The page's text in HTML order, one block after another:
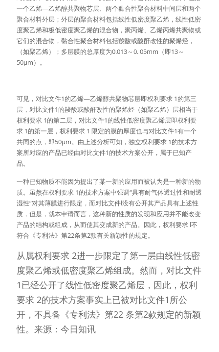
一个乙烯—乙烯醇共聚物芯层、两个黏合性聚合材料中间层和两个
聚合材料外层；外层的聚合材料包括线性低密度聚乙烯，线性低密
度聚乙烯和极低密度聚乙烯的混合物，聚丙烯、乙烯丙烯共聚物或
它们的混合物，黏合性聚合材料包括羧酸或酸酐改性的聚烯烃，
（如聚乙烯）；多层膜的总厚度为0.013～0. 05mm（即13～
50μm）。
可见，对比文件1的乙烯—乙烯醇共聚物芯层即权利要求 1的第三
层，对比文件1的羧酸或酸酐改性的聚烯烃（如聚乙烯）层相当于
权利要求 1的第二层，对比文件1的线性低密度聚乙烯层即权利要
求 1的第一层，权利要求 1 限定的膜的厚度也与对比文件1有一个
共同的点，即50μm。由上述分析可知，独立权利要求 1的技术方
案所对应的产品已经由对比文件1的技术方案公开，属于已知产
品。
一种已知物质不能因为提出了某一新的应用而被认为是一种新的物
质。虽然在权利要求 1的技术方案中强调“具有耐气体透过性和耐透
湿性”对其薄膜进行限定，而对比文件l没有公开其产品具有上述性
质，但是，就本申请而言，这种新的性质的发现和应用并不能改变
产品的结构或组成，从而使其变成新的产品。因此，权利要求 l不
符合《专利法》第22条第2款有关新颖性的规定。
从属权利要求 2进一步限定了第一层由线性低密
度聚乙烯或低密度聚乙烯组成。然而，对比文件
1已经公开了线性低密度聚乙烯层，因此，权利
要求 2的技术方案事实上已被对比文件1所公
开，不具备《专利法》第22 条第2款规定的新颖
性。来源：今日知讯